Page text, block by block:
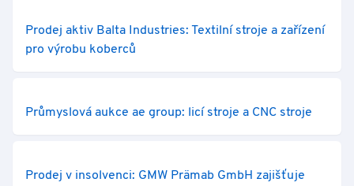
Prodej aktiv Balta Industries: Textilní stroje a zařízení
pro výrobu koberců
Průmyslová aukce ae group: licí stroje a CNC stroje
Prodej v insolvenci: GMW Prämab GmbH zajišťuje